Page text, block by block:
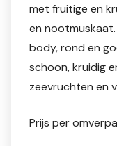
met fruitige en
en nootmuskaat.
body, rond en
schoon, kruidig
zeevruchten en
Prijs per